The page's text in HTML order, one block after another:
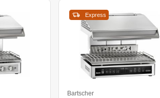
Express
Bartscher